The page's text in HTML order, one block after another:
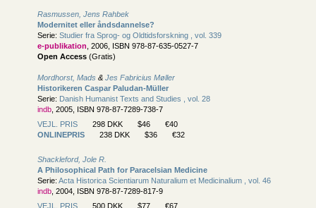
Rasmussen, Jens Rahbek
Modernitet eller åndsdannelse?
Serie: Studier fra Sprog- og Oldtidsforskning , vol. 339
e-publikation , 2006, ISBN 978-87-635-0527-7
Open Access (Gratis)
Mordhorst, Mads & Jes Fabricius Møller
Historikeren Caspar Paludan-Müller
Serie: Danish Humanist Texts and Studies , vol. 28
indb , 2005, ISBN 978-87-7289-738-7
VEJL. PRIS
298 DKK $46
€40
ONLINEPRIS
238 DKK $36 €32
Shackleford, Jole R.
A Philosophical Path for Paracelsian Medicine
Serie: Acta Historica Scientiarum Naturalium et Medicinalium , vol. 46
indb , 2004, ISBN 978-87-7289-817-9
VEJL. PRIS
500 DKK $77
€67